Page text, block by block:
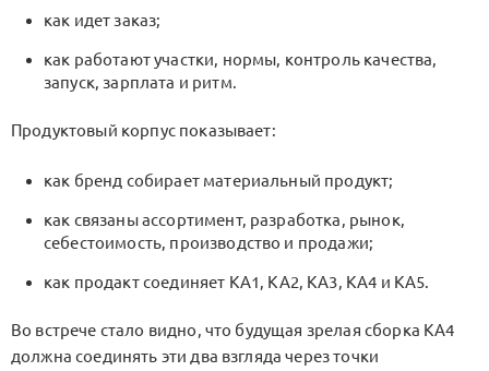
как идет заказ;
как работают участки, нормы, контроль качества,
запуск, зарплата и ритм.
Продуктовый корпус показывает:
как бренд собирает материальный продукт;
как связаны ассортимент, разработка, рынок,
себестоимость, производство и продажи;
как продакт соединяет KA1, KA2, KA3, KA4 и KA5.
Во встрече стало видно, что будущая зрелая сборка KA4
должна соединять эти два взгляда через точки